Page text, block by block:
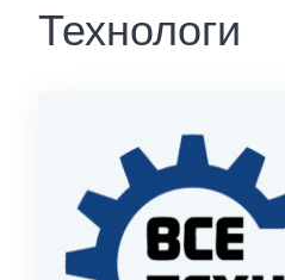
Технологи